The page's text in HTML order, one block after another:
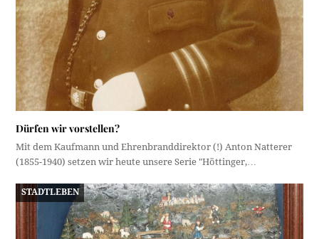
Dürfen wir vorstellen?
Mit dem Kaufmann und Ehrenbranddirektor (!) Anton Natterer
(1855-1940) setzen wir heute unsere Serie "Höttinger,…
STADTLEBEN